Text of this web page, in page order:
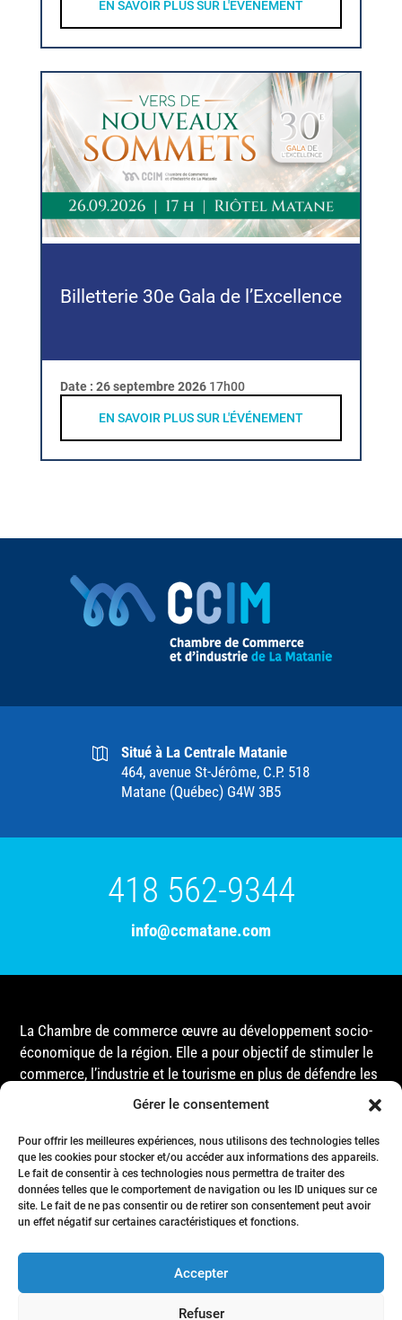
Gérer le consentement
Pour offrir les meilleures expériences, nous utilisons des technologies telles
que les cookies pour stocker et/ou accéder aux informations des appareils.
Le fait de consentir à ces technologies nous permettra de traiter des
données telles que le comportement de navigation ou les ID uniques sur ce
site. Le fait de ne pas consentir ou de retirer son consentement peut avoir
un effet négatif sur certaines caractéristiques et fonctions.
Accepter
Refuser
EN SAVOIR PLUS SUR L'ÉVÉNEMENT
Billetterie 30e Gala de l’Excellence
Date : 26 septembre 202617h00
EN SAVOIR PLUS SUR L'ÉVÉNEMENT
Situé à La Centrale Matanie
464, avenue St-Jérôme, C.P. 518
Matane (Québec) G4W 3B5
418 562-9344
info@ccmatane.com
La Chambre de commerce œuvre au développement socio-
économique de la région. Elle a pour objectif de stimuler le
commerce, l’industrie et le tourisme en plus de défendre les
intérêts de ses membres et de l’ensemble de la
gouvernementales, que ce soit au niveau municipal,
provincial ou fédéral.
Accueil
Membres
Nous joindre